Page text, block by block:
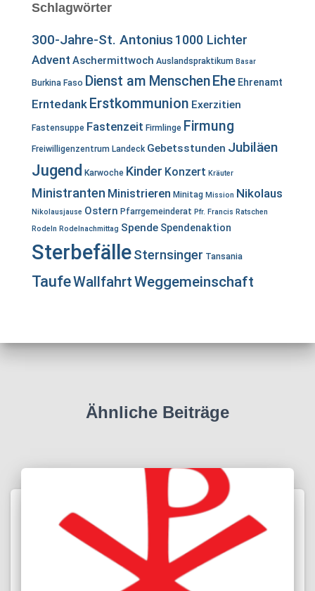
Schlagwörter
300-Jahre-St. Antonius1000 Lichter
Advent Aschermittwoch Auslandspraktikum Basar
Burkina Faso Dienst am MenschenEhe Ehrenamt
Erntedank Erstkommunion Exerzitien
Fastensuppe Fastenzeit Firmlinge Firmung
Freiwilligenzentrum Landeck Gebetsstunden Jubiläen
Jugend Karwoche Kinder Konzert Kräuter
Ministranten Ministrieren Minitag Mission Nikolaus
Nikolausjause Ostern Pfarrgemeinderat Pfr. Francis Ratschen
Rodeln Rodelnachmittag Spende Spendenaktion
SterbefälleSternsinger Tansania
TaufeWallfahrtWeggemeinschaft
Ähnliche Beiträge